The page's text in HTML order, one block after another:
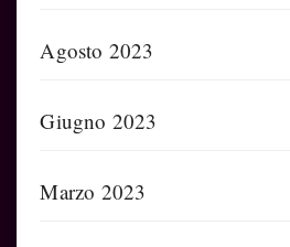
Agosto 2023
Giugno 2023
Marzo 2023